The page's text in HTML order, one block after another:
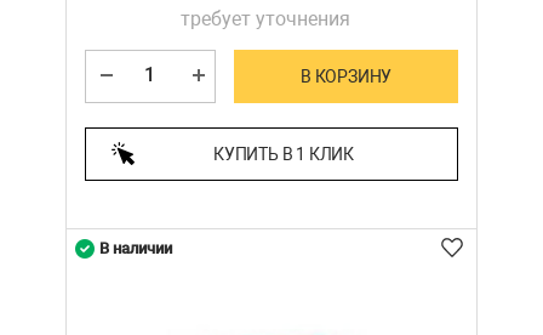
требует уточнения
В КОРЗИНУ
КУПИТЬ В 1 КЛИК
В наличии